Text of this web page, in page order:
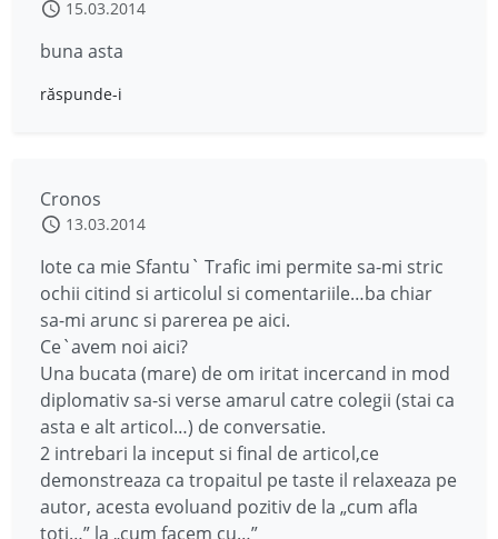
15.03.2014
buna asta
răspunde-i
Cronos
13.03.2014
Iote ca mie Sfantu` Trafic imi permite sa-mi stric
ochii citind si articolul si comentariile…ba chiar
sa-mi arunc si parerea pe aici.
Ce`avem noi aici?
Una bucata (mare) de om iritat incercand in mod
diplomativ sa-si verse amarul catre colegii (stai ca
asta e alt articol…) de conversatie.
2 intrebari la inceput si final de articol,ce
demonstreaza ca tropaitul pe taste il relaxeaza pe
autor, acesta evoluand pozitiv de la „cum afla
toti…” la „cum facem cu…”